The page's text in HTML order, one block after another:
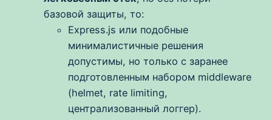
базовой защиты, то:
Express.js или подобные
минималистичные решения
допустимы, но только с заранее
подготовленным набором middleware
(helmet, rate limiting,
централизованный логгер).